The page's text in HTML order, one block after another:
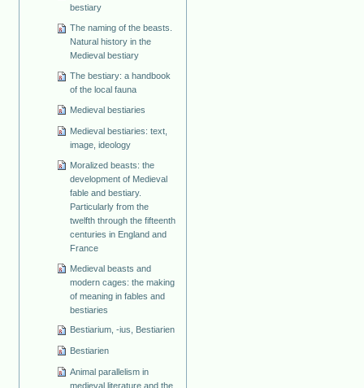
bestiary
The naming of the beasts.
Natural history in the
Medieval bestiary
The bestiary: a handbook
of the local fauna
Medieval bestiaries
Medieval bestiaries: text,
image, ideology
Moralized beasts: the
development of Medieval
fable and bestiary.
Particularly from the
twelfth through the fifteenth
centuries in England and
France
Medieval beasts and
modern cages: the making
of meaning in fables and
bestiaries
Bestiarium, -ius, Bestiarien
Bestiarien
Animal parallelism in
medieval literature and the